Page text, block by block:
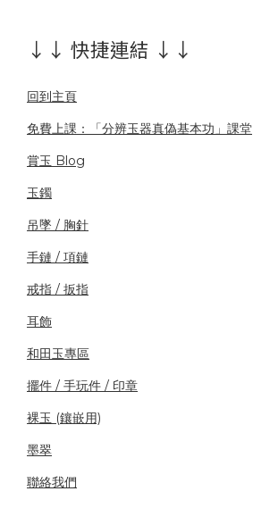
↓↓ 快捷連結 ↓↓
回到主頁
免費上課：「分辨玉器真偽基本功」課堂
賞玉 Blog
玉鐲
吊墜 / 胸針
手鏈 / 項鏈
戒指 / 扳指
耳飾
和田玉專區
擺件 / 手玩件 / 印章
裸玉 (鑲嵌用)
墨翠
聯絡我們